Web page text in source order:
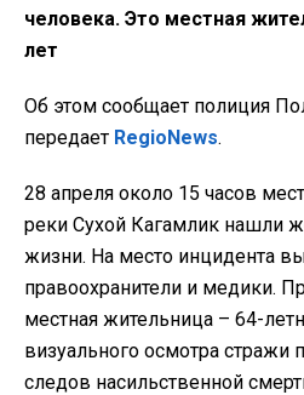
человека. Это местная
лет
Об этом сообщает полиция
передает RegioNews.
28 апреля около 15 часов
реки Сухой Кагамлик нашли
жизни. На место инцидента
правоохранители и медики.
местная жительница – 64-
визуального осмотра стражи
следов насильственной